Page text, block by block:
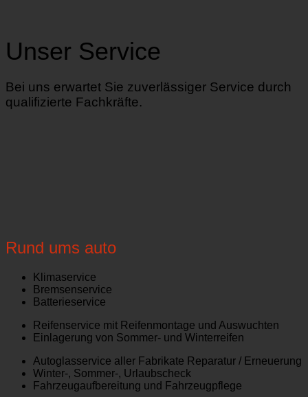
Unser Service
Bei uns erwartet Sie zuverlässiger Service durch
qualifizierte Fachkräfte.
Rund ums auto
Klimaservice
Bremsenservice
Batterieservice
Reifenservice mit Reifenmontage und Auswuchten
Einlagerung von Sommer- und Winterreifen
Autoglasservice aller Fabrikate Reparatur / Erneuerung
Winter-, Sommer-, Urlaubscheck
Fahrzeugaufbereitung und Fahrzeugpflege